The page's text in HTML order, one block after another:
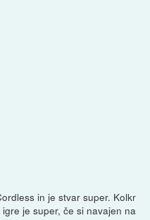
in je stvar super. Kolkr
je super, če si navajen na